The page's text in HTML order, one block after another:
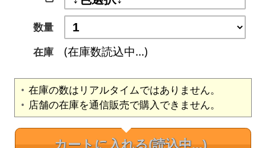
数量
在庫
(在庫数読込中...)
在庫の数はリアルタイムではありません。
店舗の在庫を通信販売で購入できません。
カートに入れる(読込中...)